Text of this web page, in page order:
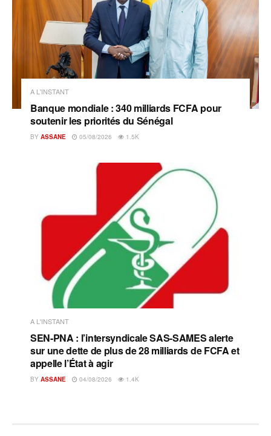
A L'INSTANT
Banque mondiale : 340 milliards FCFA pour
soutenir les priorités du Sénégal
BY ASSANE 05/08/2026 1.5K
A L'INSTANT
SEN-PNA : l’intersyndicale SAS-SAMES alerte
sur une dette de plus de 28 milliards de FCFA et
appelle l’État à agir
BY ASSANE 04/08/2026 1.4K